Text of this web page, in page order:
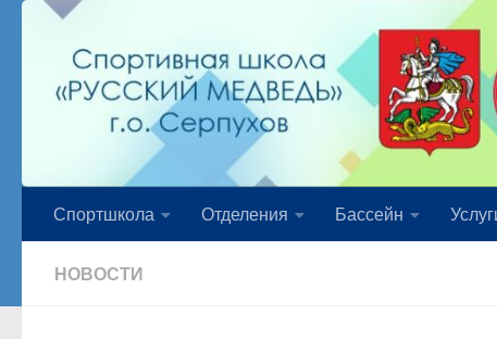
Спортшкола Отделения Бассейн
НОВОСТИ